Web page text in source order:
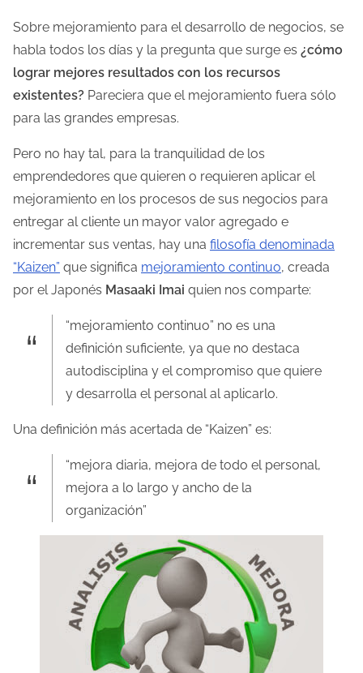
t
u
r
a
d
e
n
t
Sobre mejoramiento para el desarrollo de negocios, se
habla todos los días y la pregunta que surge es ¿cómo
lograr mejores resultados con los recursos
existentes? Pareciera que el mejoramiento fuera sólo
para las grandes empresas.
Pero no hay tal, para la tranquilidad de los
emprendedores que quieren o requieren aplicar el
mejoramiento en los procesos de sus negocios para
entregar al cliente un mayor valor agregado e
incrementar sus ventas, hay una filosofía denominada
“Kaizen” que significa mejoramiento continuo, creada
por el Japonés Masaaki Imai quien nos comparte:
“mejoramiento continuo” no es una
definición suficiente, ya que no destaca
autodisciplina y el compromiso que quiere
y desarrolla el personal al aplicarlo.
Una definición más acertada de “Kaizen” es:
“mejora diaria, mejora de todo el personal,
mejora a lo largo y ancho de la
organización”